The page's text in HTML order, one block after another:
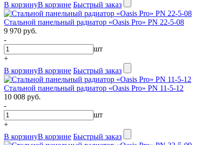
В корзинуВ корзине Быстрый заказ
Стальной панельный радиатор «Oasis Pro» PN 22-5-08
9 970 руб.
-
шт
+
В корзинуВ корзине Быстрый заказ
Стальной панельный радиатор «Oasis Pro» PN 11-5-12
10 008 руб.
-
шт
+
В корзинуВ корзине Быстрый заказ